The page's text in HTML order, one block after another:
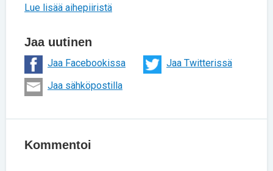
Lue lisää aihepiiristä
Jaa uutinen
Jaa Facebookissa
Jaa Twitterissä
Jaa sähköpostilla
Kommentoi